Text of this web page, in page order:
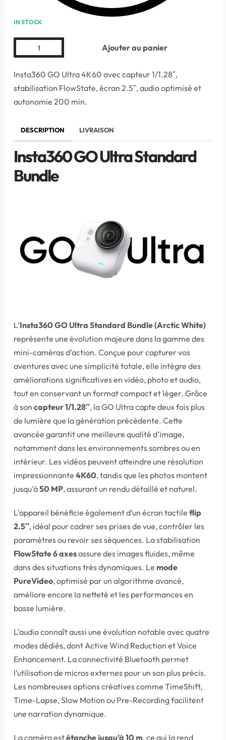
IN STOCK
Ajouter au panier
Insta360 GO Ultra 4K60 avec capteur 1/1.28″,
stabilisation FlowState, écran 2.5″, audio optimisé et
autonomie 200 min.
DESCRIPTION LIVRAISON
Insta360 GO Ultra Standard
Bundle
L’Insta360 GO Ultra Standard Bundle (Arctic White)
représente une évolution majeure dans la gamme des
mini-caméras d’action. Conçue pour capturer vos
aventures avec une simplicité totale, elle intègre des
améliorations significatives en vidéo, photo et audio,
tout en conservant un format compact et léger. Grâce
à son capteur 1/1.28″, la GO Ultra capte deux fois plus
de lumière que la génération précédente. Cette
avancée garantit une meilleure qualité d’image,
notamment dans les environnements sombres ou en
intérieur. Les vidéos peuvent atteindre une résolution
impressionnante 4K60, tandis que les photos montent
jusqu’à50 MP, assurant un rendu détaillé et naturel.
L’appareil bénéficie également d’un écran tactile flip
2.5″, idéal pour cadrer ses prises de vue, contrôler les
paramètres ou revoir ses séquences. La stabilisation
FlowState 6 axesassure des images fluides, même
dans des situations très dynamiques. Le mode
PureVideo, optimisé par un algorithme avancé,
améliore encore la netteté et les performances en
basse lumière.
L’audio connaît aussi une évolution notable avec quatre
modes dédiés, dont Active Wind Reduction et Voice
Enhancement. La connectivité Bluetooth permet
l’utilisation de micros externes pour un son plus précis.
Les nombreuses options créatives comme TimeShift,
Time-Lapse, Slow Motion ou Pre-Recording facilitent
une narration dynamique.
La caméra estétanche jusqu’à 10 m, ce qui la rend